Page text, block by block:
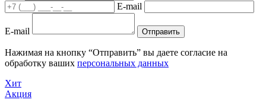
E-mail
E-mail Отправить
Нажимая на кнопку “Отправить” вы даете согласие на
обработку ваших персональных данных
Хит
Акция